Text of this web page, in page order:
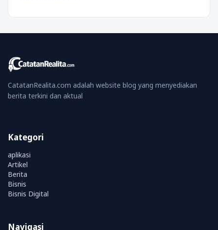
CatatanRealita.com adalah website blog yang menyediakan
berita terkini dan aktual
Kategori
aplikasi
Artikel
Berita
Bisnis
Bisnis Digital
Navigasi